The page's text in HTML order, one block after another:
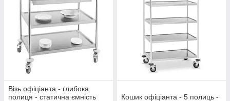
Візь офіціанта - глибока
полиця - статична ємність
Кошик офіціанта - 5 полиць -